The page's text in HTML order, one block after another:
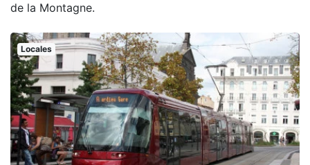
de la Montagne.
Locales